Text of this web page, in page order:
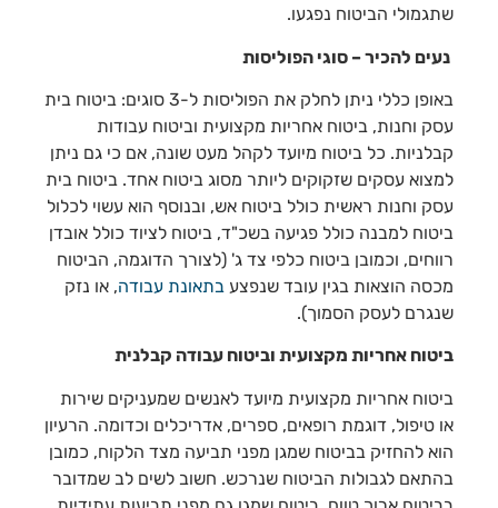
שתגמולי הביטוח נפגעו.
נעים להכיר – סוגי הפוליסות
באופן כללי ניתן לחלק את הפוליסות ל-3 סוגים: ביטוח בית
עסק וחנות, ביטוח אחריות מקצועית וביטוח עבודות
קבלניות. כל ביטוח מיועד לקהל מעט שונה, אם כי גם ניתן
למצוא עסקים שזקוקים ליותר מסוג ביטוח אחד. ביטוח בית
עסק וחנות ראשית כולל ביטוח אש, ובנוסף הוא עשוי לכלול
ביטוח למבנה כולל פגיעה בשכ"ד, ביטוח לציוד כולל אובדן
רווחים, וכמובן ביטוח כלפי צד ג' (לצורך הדוגמה, הביטוח
מכסה הוצאות בגין עובד שנפצע בתאונת עבודה, או נזק
שנגרם לעסק הסמוך).
ביטוח אחריות מקצועית וביטוח עבודה קבלנית
ביטוח אחריות מקצועית מיועד לאנשים שמעניקים שירות
או טיפול, דוגמת רופאים, ספרים, אדריכלים וכדומה. הרעיון
הוא להחזיק בביטוח שמגן מפני תביעה מצד הלקוח, כמובן
בהתאם לגבולות הביטוח שנרכש. חשוב לשים לב שמדובר